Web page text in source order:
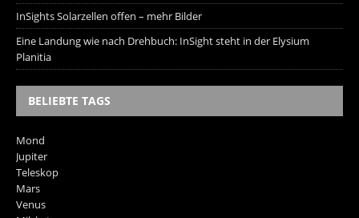
InSights Solarzellen offen – mehr Bilder
Eine Landung wie nach Drehbuch: InSight steht in der Elysium
Planitia
BELIEBTE TAGS
Mond
Jupiter
Teleskop
Mars
Venus